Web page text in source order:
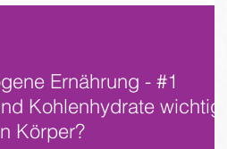
Ernährung - #1
Kohlenhydrate wichtig
Körper?